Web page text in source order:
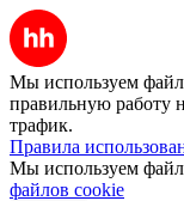
Мы используем
правильную работу
трафик.
Правила
Мы используем
файлов cookie